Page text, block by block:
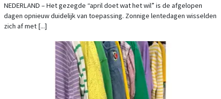
NEDERLAND – Het gezegde “april doet wat het wil” is de afgelopen
dagen opnieuw duidelijk van toepassing. Zonnige lentedagen wisselden
zich af met [...]